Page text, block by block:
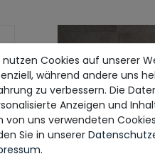
nutzen Cookies auf unserer
während andere uns
zu verbessern. Die
Anzeigen und
von uns verwendeten
Sie in unserer
.